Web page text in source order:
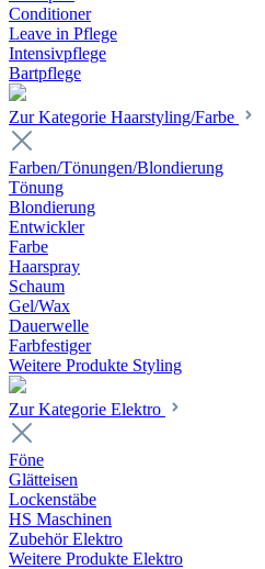
Conditioner
Leave in Pflege
Intensivpflege
Bartpflege
Zur Kategorie Haarstyling/Farbe
Farben/Tönungen/Blondierung
Tönung
Blondierung
Entwickler
Farbe
Haarspray
Schaum
Gel/Wax
Dauerwelle
Farbfestiger
Weitere Produkte Styling
Zur Kategorie Elektro
Föne
Glätteisen
Lockenstäbe
HS Maschinen
Zubehör Elektro
Weitere Produkte Elektro